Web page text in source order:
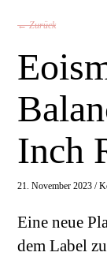
← Zurück
Inch
21. November 2023 /
Eine neue
dem Label